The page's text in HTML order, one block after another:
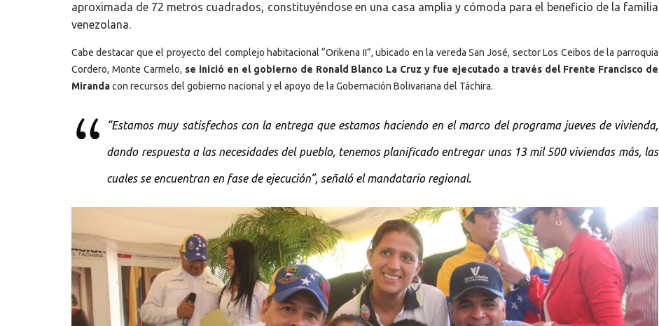
aproximada de 72 metros cuadrados, constituyéndose en una casa amplia y cómoda para el beneficio de la familia
venezolana.
Cabe destacar que el proyecto del complejo habitacional “Orikena II”, ubicado en la vereda San José, sector Los Ceibos de la parroquia
Cordero, Monte Carmelo, se inició en el gobierno de Ronald Blanco La Cruz y fue ejecutado a través del Frente Francisco de
Mirandacon recursos del gobierno nacional y el apoyo de la Gobernación Bolivariana del Táchira.
“Estamos muy satisfechos con la entrega que estamos haciendo en el marco del programa jueves de vivienda,
dando respuesta a las necesidades del pueblo, tenemos planificado entregar unas 13 mil 500 viviendas más, las
cuales se encuentran en fase de ejecución”, señaló el mandatario regional.